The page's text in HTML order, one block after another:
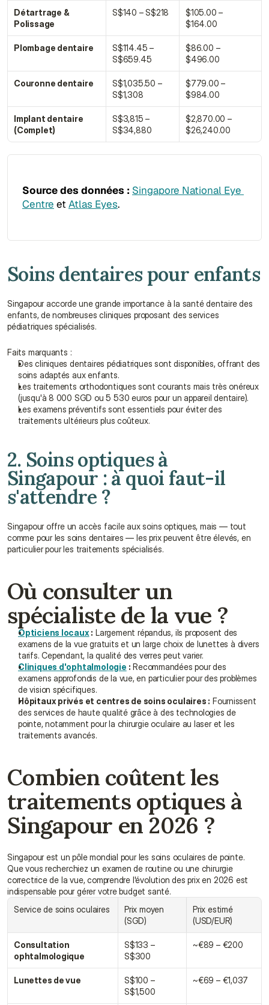
Détartrage &
Polissage
S$140 – S$218
$105.00 –
$164.00
Plombage dentaire
S$114.45 –
S$659.45
$86.00 –
$496.00
Couronne dentaire
S$1,035.50 –
S$1,308
$779.00 –
$984.00
Implant dentaire
(Complet)
S$3,815 –
S$34,880
$2,870.00 –
$26,240.00
Source des données : Singapore National Eye
Centre et Atlas Eyes.
Soins dentaires pour enfants
Singapour accorde une grande importance à la santé dentaire des
enfants, de nombreuses cliniques proposant des services
pédiatriques spécialisés.
Faits marquants :
Des cliniques dentaires pédiatriques sont disponibles, offrant des
soins adaptés aux enfants.
Les traitements orthodontiques sont courants mais très onéreux
(jusqu'à 8 000 SGD ou 5 530 euros pour un appareil dentaire).
Les examens préventifs sont essentiels pour éviter des
traitements ultérieurs plus coûteux.
2. Soins optiques à
Singapour : à quoi faut-il
s'attendre ?
Singapour offre un accès facile aux soins optiques, mais — tout
comme pour les soins dentaires — les prix peuvent être élevés, en
particulier pour les traitements spécialisés.
Où consulter un
spécialiste de la vue ?
Opticiens locaux : Largement répandus, ils proposent des
examens de la vue gratuits et un large choix de lunettes à divers
tarifs. Cependant, la qualité des verres peut varier.
Cliniques d'ophtalmologie : Recommandées pour des
examens approfondis de la vue, en particulier pour des problèmes
de vision spécifiques.
Hôpitaux privés et centres de soins oculaires : Fournissent
des services de haute qualité grâce à des technologies de
pointe, notamment pour la chirurgie oculaire au laser et les
traitements avancés.
Combien coûtent les
traitements optiques à
Singapour en 2026 ?
Singapour est un pôle mondial pour les soins oculaires de pointe.
Que vous recherchiez un examen de routine ou une chirurgie
correctrice de la vue, comprendre l'évolution des prix en 2026 est
indispensable pour gérer votre budget santé.
Service de soins oculaires
Prix moyen
(SGD)
Prix estimé
(USD/EUR)
Consultation
ophtalmologique
S$133 –
S$300
~€89 – €200
Lunettes de vue
S$100 –
S$1,500
~€69 – €1,037